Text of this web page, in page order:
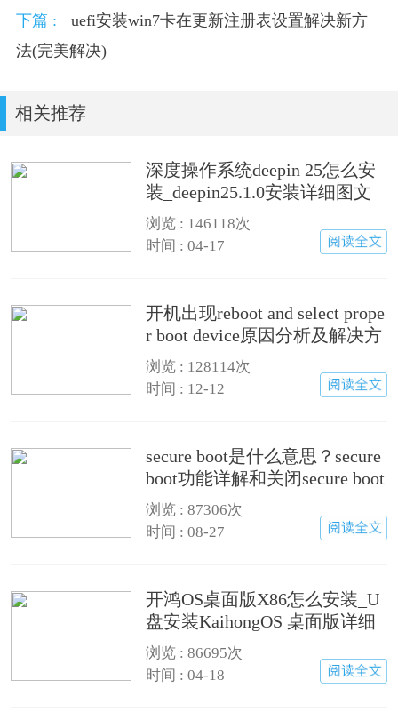
下篇 :
uefi安装win7卡在更新注册表设置解决新方
法(完美解决)
相关推荐
深度操作系统deepin 25怎么安
装_deepin25.1.0安装详细图文
步骤
浏览 : 146118次
时间 : 04-17
开机出现reboot and select prope
r boot device原因分析及解决方
法
浏览 : 128114次
时间 : 12-12
secure boot是什么意思？secure
boot功能详解和关闭secure boot
方法
浏览 :87306次
时间 : 08-27
开鸿OS桌面版X86怎么安装_U
盘安装KaihongOS 桌面版详细
图文教程
浏览 :86695次
时间 : 04-18